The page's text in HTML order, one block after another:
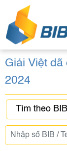
Giải Việt dã
2024
Tìm theo BIB